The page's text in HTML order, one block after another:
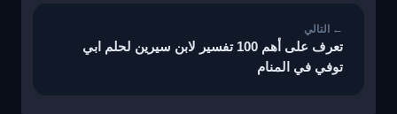
تعرف على أهم 100 تفسير لابن سيرين لحلم ابي
توفي في المنام